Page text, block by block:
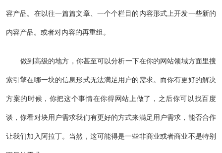
容产品。在以往一篇篇文章、一个个栏目的内容形式上开发一些新的
内容产品。或者对内容的再重组。
做到高级的地方，你甚至可以分析一下在你的网站领域方面里搜
索引擎在哪一块的信息形式无法满足用户的需求。而你有更好的解决
方案的时候，你把这个事情在你得网站上做了，之后你可以找百度
谈，你看对块用户需求我们有更好的方式来满足用户需求，能否合作
让我们加入阿拉丁。当然，这可能得是一些非商业或者商业不是特别